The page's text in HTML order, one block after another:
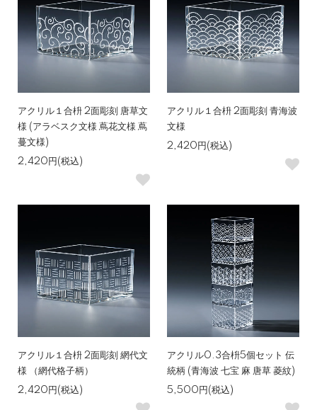
アクリル１合枡 2面彫刻 唐草文
様 (アラベスク文様 蔦花文様 蔦
蔓文様)
2,420円(税込)
アクリル１合枡 2面彫刻 青海波
文様
2,420円(税込)
アクリル１合枡 2面彫刻 網代文
様 （網代格子柄）
2,420円(税込)
アクリル0.3合枡5個セット 伝
統柄 (青海波 七宝 麻 唐草 菱紋)
5,500円(税込)